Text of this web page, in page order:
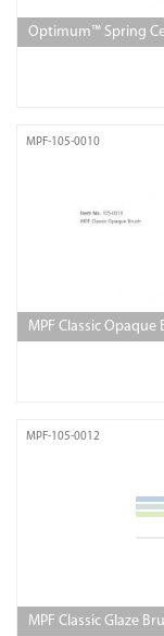
Optimum™ Spring
MPF-105-0010
MPF Classic Opaque
MPF-105-0012
MPF Classic Glaze